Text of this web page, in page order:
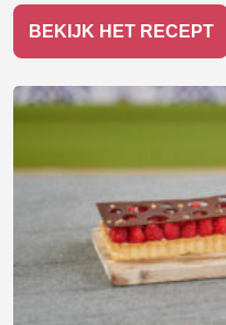
BEKIJK HET RECEPT